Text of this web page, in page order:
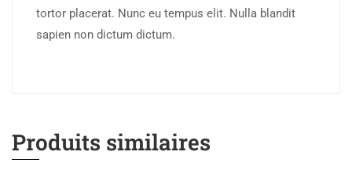
tortor placerat. Nunc eu tempus elit. Nulla blandit
sapien non dictum dictum.
Produits similaires